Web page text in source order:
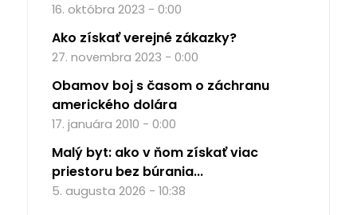
16. októbra 2023 - 0:00
Ako získať verejné zákazky?
27. novembra 2023 - 0:00
Obamov boj s časom o záchranu
amerického dolára
17. januára 2010 - 0:00
Malý byt: ako v ňom získať viac
priestoru bez búrania...
5. augusta 2026 - 10:38